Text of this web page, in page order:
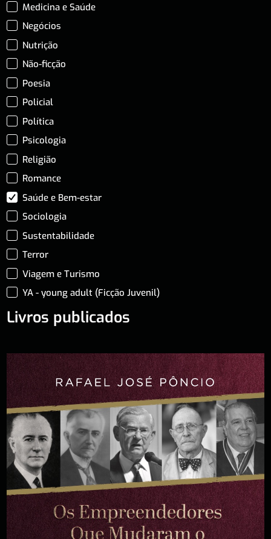
Medicina e Saúde
Negócios
Nutrição
Não-ficção
Poesia
Policial
Política
Psicologia
Religião
Romance
Saúde e Bem-estar
Sociologia
Sustentabilidade
Terror
Viagem e Turismo
YA - young adult (Ficção Juvenil)
Livros publicados